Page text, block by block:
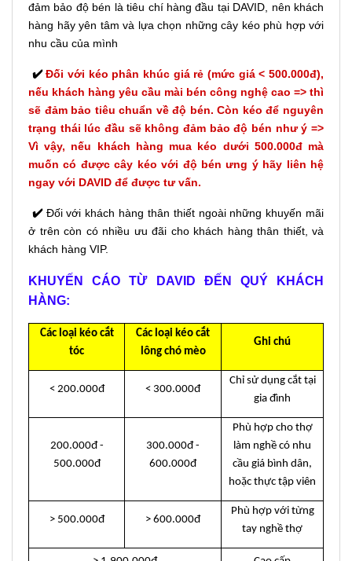
đảm bảo độ bén là tiêu chí hàng đầu tại DAVID, nên khách
hàng hãy yên tâm và lựa chọn những cây kéo phù hợp với
nhu cầu của mình
✔️Đối với kéo phân khúc giá rẻ (mức giá < 500.000đ),
nếu khách hàng yêu cầu mài bén công nghệ cao => thì
sẽ đảm bảo tiêu chuẩn về độ bén. Còn kéo để nguyên
trạng thái lúc đầu sẽ không đảm bảo độ bén như ý =>
Vì vậy, nếu khách hàng mua kéo dưới 500.000đ mà
muốn có được cây kéo với độ bén ưng ý hãy liên hệ
ngay với DAVID để được tư vấn.
✔️Đối với khách hàng thân thiết ngoài những khuyến mãi
ở trên còn có nhiều ưu đãi cho khách hàng thân thiết, và
khách hàng VIP.
KHUYẾN CÁO TỪ DAVID ĐẾN QUÝ KHÁCH
HÀNG:
Các loại kéo cắt
tóc
Các loại kéo cắt
lông chó mèo
Ghi chú
< 200.000đ < 300.000đ
Chỉ sử dụng cắt tại
gia đình
200.000đ -
500.000đ
300.000đ -
600.000đ
Phù hợp cho thợ
làm nghề có nhu
cầu giá bình dân,
hoặc thực tập viên
> 500.000đ > 600.000đ
Phù hợp với từng
tay nghề thợ